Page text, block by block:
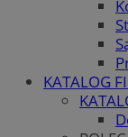
KATALOG